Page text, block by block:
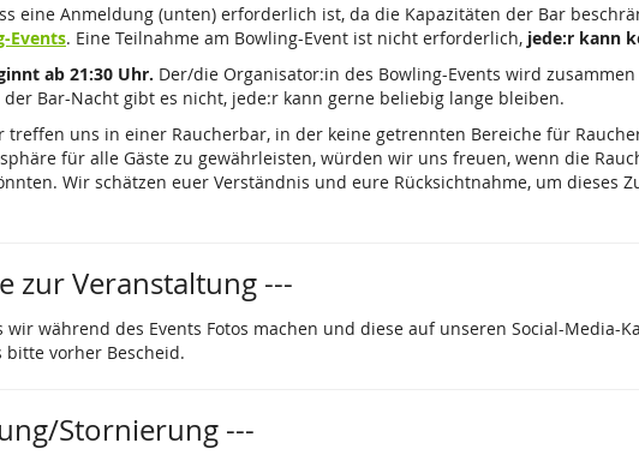
eine Anmeldung (unten) erforderlich ist, da die Kapazitäten der Bar
Events. Eine Teilnahme am Bowling-Event ist nicht erforderlich, jede:r kann
ab 21:30 Uhr. Der/die Organisator:in des Bowling-Events wird
der Bar-Nacht gibt es nicht, jede:r kann gerne beliebig lange bleiben.
treffen uns in einer Raucherbar, in der keine getrennten Bereiche für
für alle Gäste zu gewährleisten, würden wir uns freuen, wenn die
Wir schätzen euer Verständnis und eure Rücksichtnahme, um
zur Veranstaltung ---
wir während des Events Fotos machen und diese auf unseren Social-
bitte vorher Bescheid.
Stornierung ---